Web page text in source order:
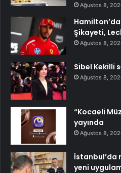
Ağustos 8,
Şikayeti,
Ağustos 8,
Sibel Kekilli
Ağustos 8,
“Kocaeli
yayında
Ağustos 8,
İstanbul’da
yeni